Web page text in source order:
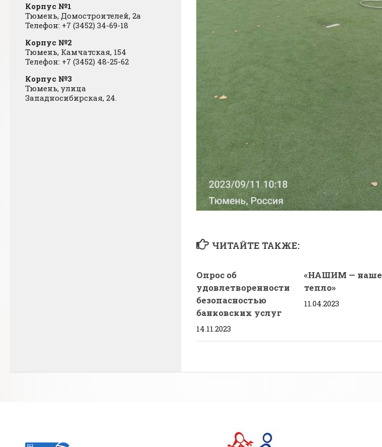
ЧИТАЙТЕ ТАКЖЕ:
Опрос об
удовлетворенности
безопасностью
банковских услуг
14.11.2023
«НАШИМ — наше
тепло»
11.04.2023
Корпус №1
Тюмень, Домостроителей, 2а
Телефон: +7 (3452) 34-69-18
Корпус №2
Тюмень, Камчатская, 154
Телефон: +7 (3452) 48-25-62
Корпус №3
Тюмень, улица
Западносибирская, 24.